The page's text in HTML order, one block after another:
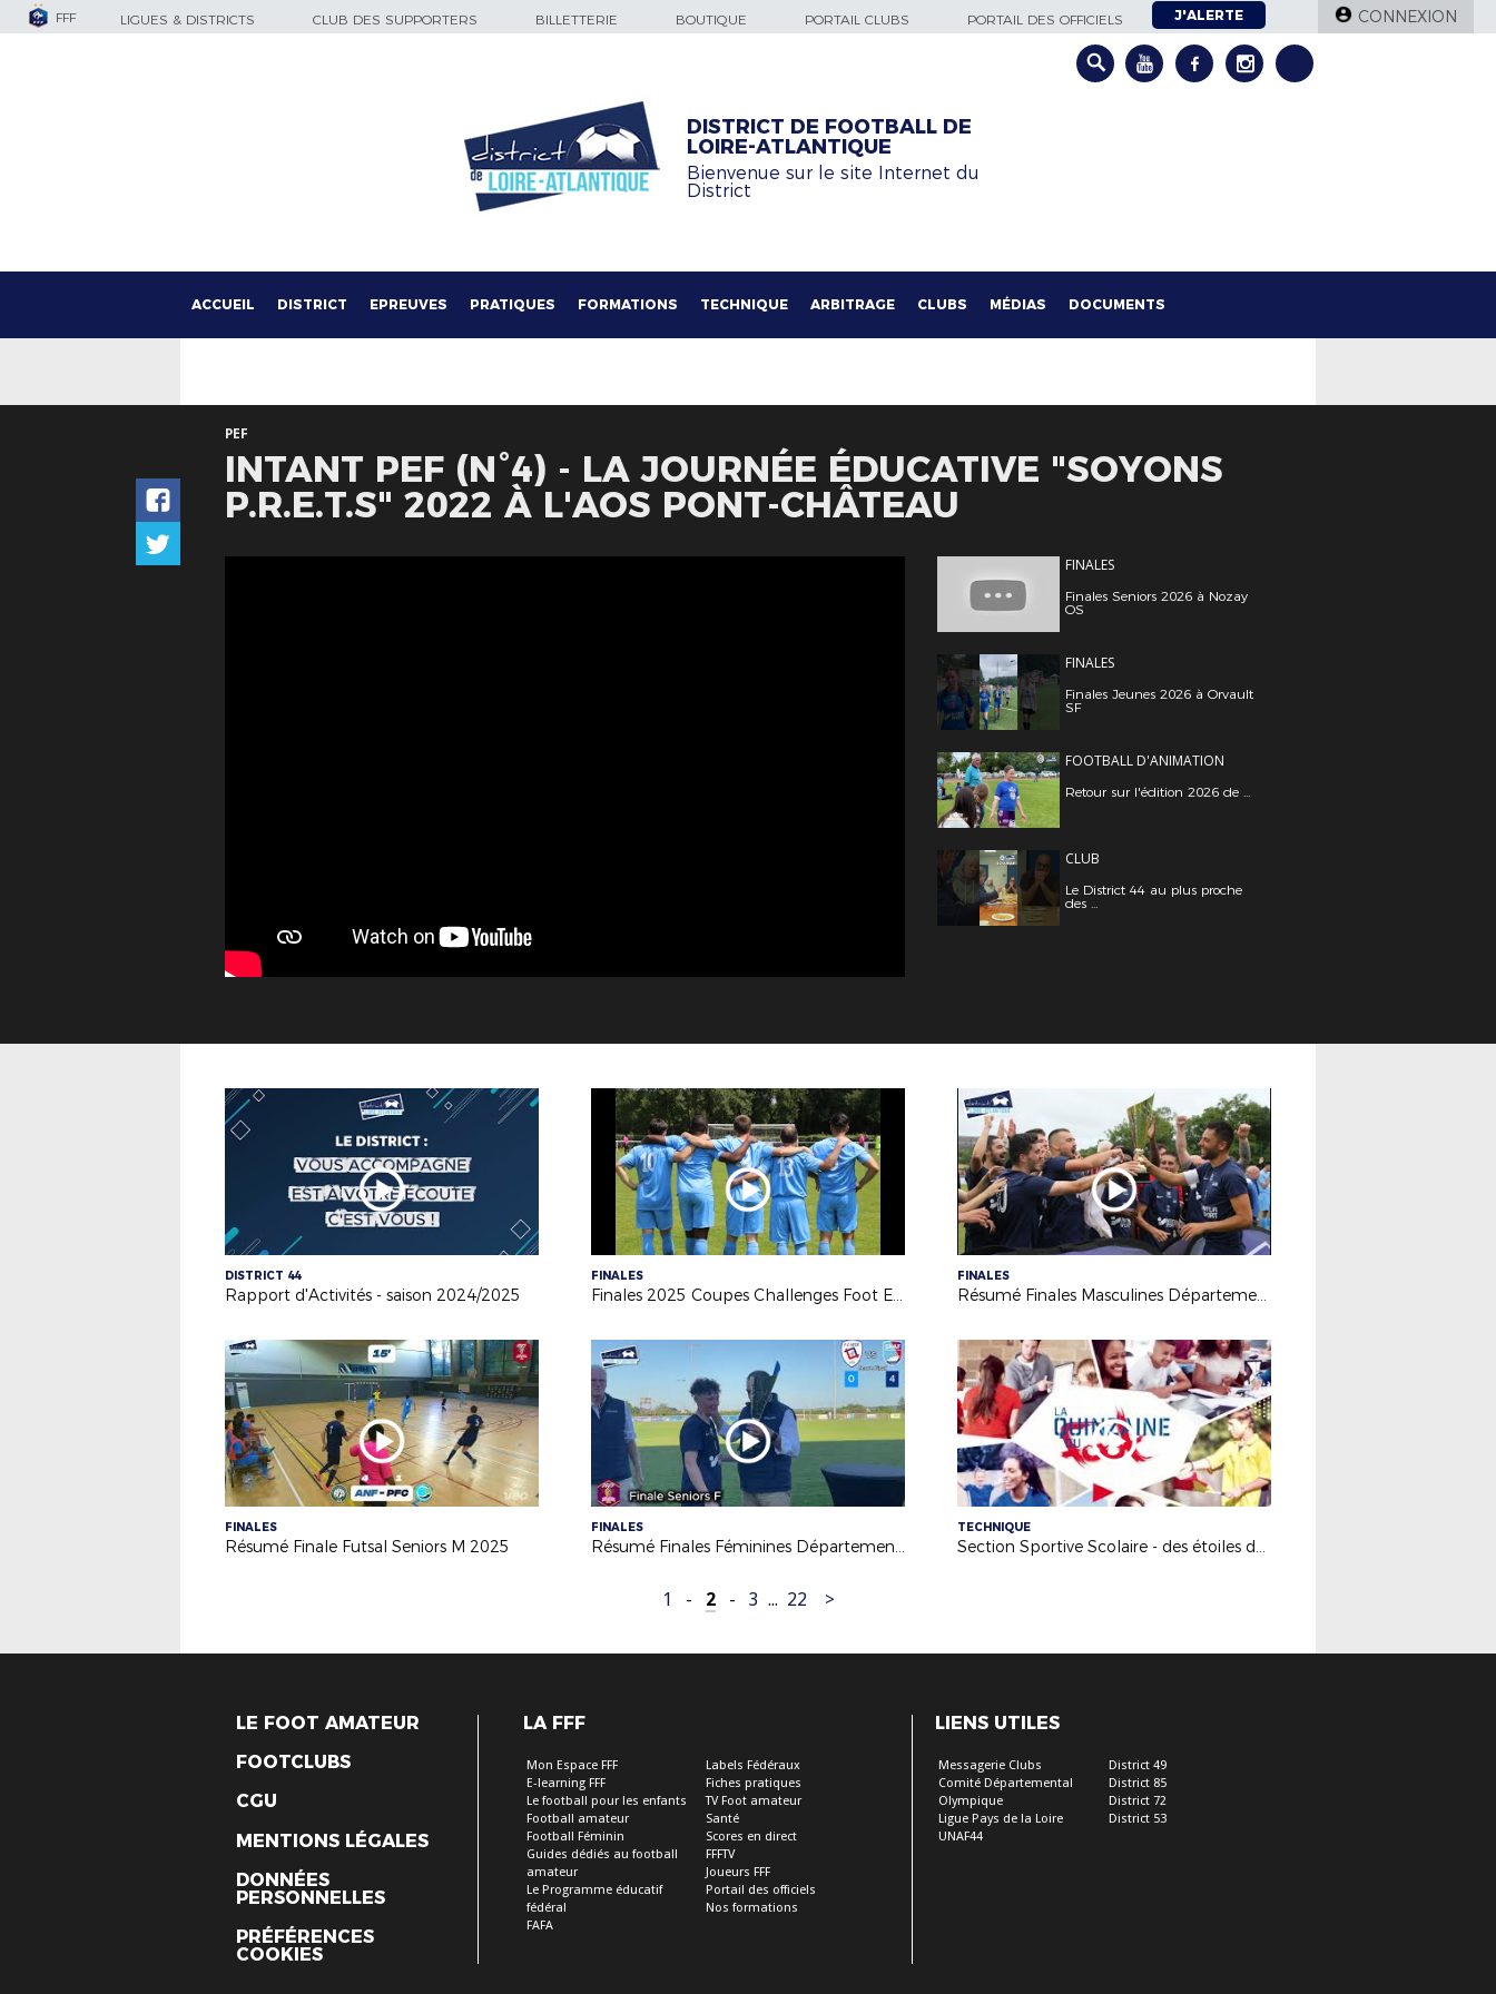
FFF LIGUES & DISTRICTS CLUB DES SUPPORTERS BILLETTERIE BOUTIQUE PORTAIL CLUBS PORTAIL DES OFFICIELS J'ALERTE CONNEXION
DISTRICT DE FOOTBALL DE
LOIRE-ATLANTIQUE
Bienvenue sur le site Internet du
District
ACCUEIL DISTRICT EPREUVES PRATIQUES FORMATIONS TECHNIQUE ARBITRAGE CLUBS MÉDIAS DOCUMENTS
PEF
INTANT PEF (N°4) - LA JOURNÉE ÉDUCATIVE "SOYONS
P.R.E.T.S" 2022 À L'AOS PONT-CHÂTEAU
FINALES
Finales Seniors 2026 à Nozay
OS
FINALES
Finales Jeunes 2026 à Orvault
SF
FOOTBALL D'ANIMATION
Retour sur l'édition 2026 de ...
CLUB
Le District 44 au plus proche
des ...
DISTRICT 44
Rapport d'Activités - saison 2024/2025
FINALES
Finales 2025 Coupes Challenges Foot Entreprise/Loisir
FINALES
Résumé Finales Masculines Départementales 2025
FINALES
Résumé Finale Futsal Seniors M 2025
FINALES
Résumé Finales Féminines Départementales 2025
TECHNIQUE
Section Sportive Scolaire - des étoiles dans les SSS
1 - 2 - 3 ... 22 >
LE FOOT AMATEUR
FOOTCLUBS
CGU
MENTIONS LÉGALES
DONNÉES
PERSONNELLES
PRÉFÉRENCES
COOKIES
LA FFF
Mon Espace FFF
E-learning FFF
Le football pour les enfants
Football amateur
Football Féminin
Guides dédiés au football
amateur
Le Programme éducatif
fédéral
FAFA
Labels Fédéraux
Fiches pratiques
TV Foot amateur
Santé
Scores en direct
FFFTV
Joueurs FFF
Portail des officiels
Nos formations
LIENS UTILES
Messagerie Clubs
Comité Départemental
Olympique
Ligue Pays de la Loire
UNAF44
District 49
District 85
District 72
District 53